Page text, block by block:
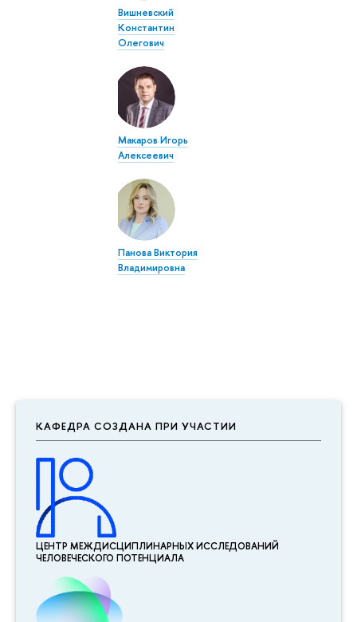
КАФЕДРА СОЗДАНА ПРИ УЧАСТИИ
ЦЕНТР МЕЖДИСЦИПЛИНАР­НЫХ ИССЛЕДОВАНИЙ
ЧЕЛОВЕЧЕСКОГО ПОТЕНЦИАЛА
Вишневский
Константин
Олегович
Макаров Игорь
Алексеевич
Панова Виктория
Владимировна